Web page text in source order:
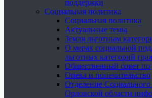
поддержки
Социальная политика
Социальная политика
Актуальные темы
Земля льготным
О мерах социальной
льготных категорий
Общественный совет по
Опека и попечительство
Отделение
Орловской области